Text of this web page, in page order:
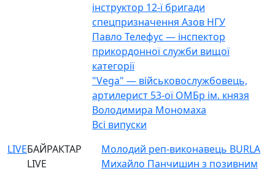
інструктор 12-ї бригади
спецпризначення Азов НГУ
Павло Телефус — інспектор
прикордонної служби вищої
категорії
"Vega" — військовослужбовець,
артилерист 53-ої ОМБр ім. князя
Володимира Мономаха
Всі випуски
LIVEБАЙРАКТАР
LIVE
Молодий реп-виконавець BURLA
Михайло Панчишин з позивним